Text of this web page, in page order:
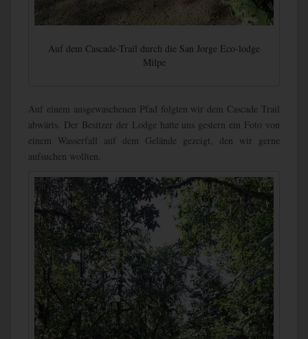
Auf dem Cascade-Trail durch die San Jorge Eco-lodge
Milpe
Auf einem ausgewaschenen Pfad folgten wir dem Cascade Trail
abwärts. Der Besitzer der Lodge hatte uns gestern ein Foto von
einem Wasserfall auf dem Gelände gezeigt, den wir gerne
aufsuchen wollten.